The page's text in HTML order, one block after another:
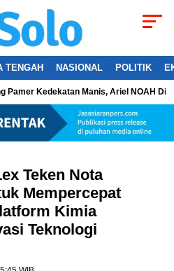
TENGAH NASIONAL POLITIK
Pamer Kedekatan Manis, Ariel NOAH
Teken Nota
Mempercepat
Kimia
Teknologi